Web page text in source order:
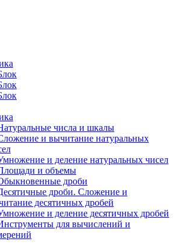
числа и шкалы
и вычитание натуральных
и деление натуральных чисел
и объемы
дроби
дроби. Сложение и
десятичных дробей
и деление десятичных дробей
для вычислений и